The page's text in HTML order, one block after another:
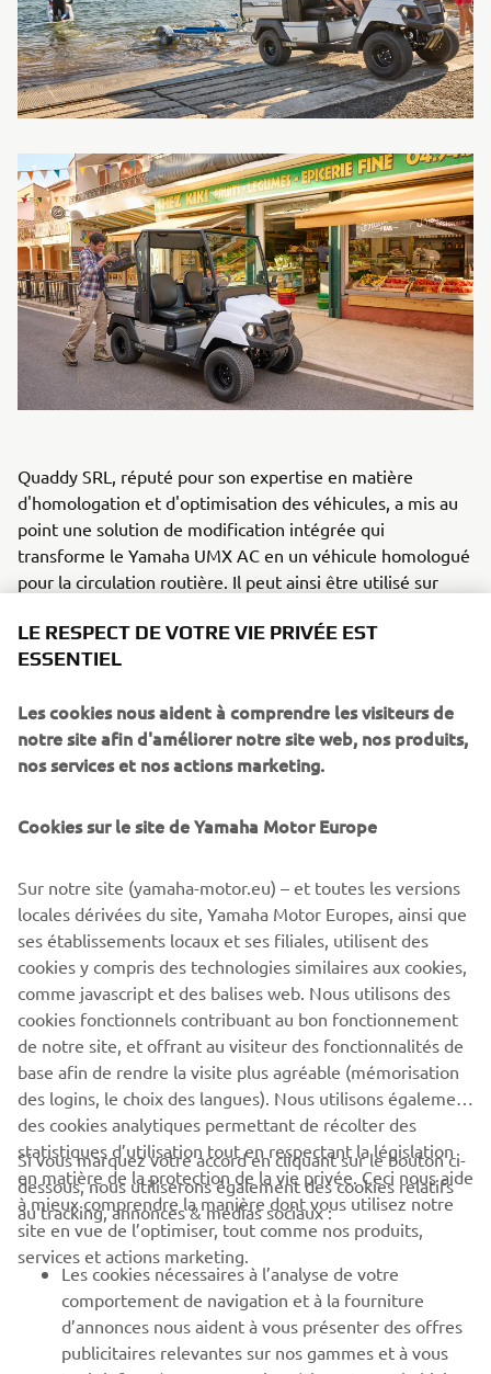
Quaddy SRL, réputé pour son expertise en matière
d'homologation et d'optimisation des véhicules, a mis au
point une solution de modification intégrée qui
transforme le Yamaha UMX AC en un véhicule homologué
pour la circulation routière. Il peut ainsi être utilisé sur
camping, les zones industrielles et les parkings de
chantiers.
Les quatre caractéristiques uniques de l'UMQ sont les
suivantes :
Pneus large de 22 pouces à profil tout-terrain pour
Feux à LED de type réflecteurs
à boulonner
Conforme à l'homologation routière européenne
DÉCOUVRIR LA UMQ
CORPORATE
BUSINESS
PLUS DE YAMAHA
SOUTIEN
LE RESPECT DE VOTRE VIE PRIVÉE EST
ESSENTIEL
Les cookies nous aident à comprendre les visiteurs de
notre site afin d'améliorer notre site web, nos produits,
nos services et nos actions marketing.
Cookies sur le site de Yamaha Motor Europe
Sur notre site (yamaha-motor.eu) – et toutes les versions
locales dérivées du site, Yamaha Motor Europes, ainsi que
ses établissements locaux et ses filiales, utilisent des
cookies y compris des technologies similaires aux cookies,
comme javascript et des balises web. Nous utilisons des
cookies fonctionnels contribuant au bon fonctionnement
de notre site, et offrant au visiteur des fonctionnalités de
base afin de rendre la visite plus agréable (mémorisation
des logins, le choix des langues). Nous utilisons également
des cookies analytiques permettant de récolter des
statistiques d’utilisation tout en respectant la législation
en matière de la protection de la vie privée. Ceci nous aide
à mieux comprendre la manière dont vous utilisez notre
site en vue de l’optimiser, tout comme nos produits,
services et actions marketing.
Si vous marquez votre accord en cliquant sur le bouton ci-
dessous, nous utiliserons également des cookies relatifs
au tracking, annonces & médias sociaux :
Les cookies nécessaires à l’analyse de votre
comportement de navigation et à la fourniture
d’annonces nous aident à vous présenter des offres
publicitaires relevantes sur nos gammes et à vous